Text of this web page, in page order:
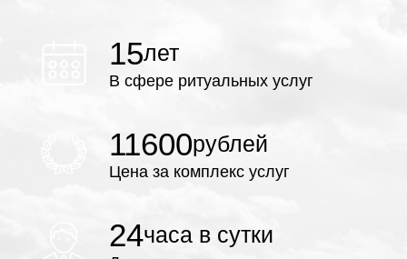
15лет
В сфере ритуальных услуг
11600рублей
Цена за комплекс услуг
24часа в сутки